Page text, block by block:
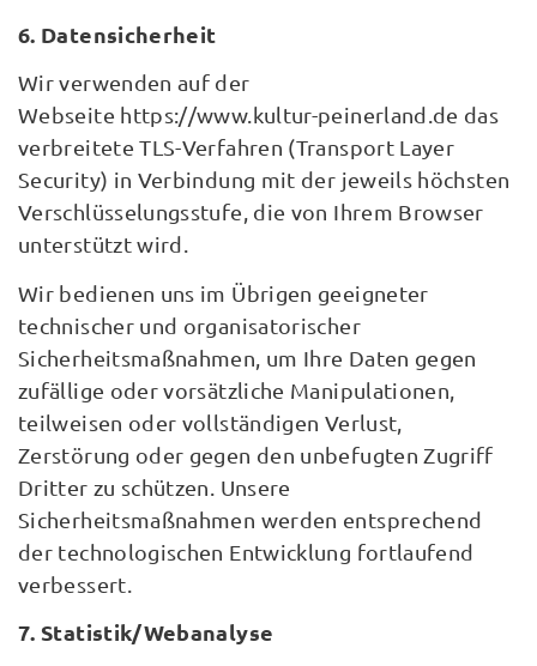
6. Datensicherheit
Wir verwenden auf der
Webseite https://www.kultur-peinerland.de das
verbreitete TLS-Verfahren (Transport Layer
Security) in Verbindung mit der jeweils höchsten
Verschlüsselungsstufe, die von Ihrem Browser
unterstützt wird.
Wir bedienen uns im Übrigen geeigneter
technischer und organisatorischer
Sicherheitsmaßnahmen, um Ihre Daten gegen
zufällige oder vorsätzliche Manipulationen,
teilweisen oder vollständigen Verlust,
Zerstörung oder gegen den unbefugten Zugriff
Dritter zu schützen. Unsere
Sicherheitsmaßnahmen werden entsprechend
der technologischen Entwicklung fortlaufend
verbessert.
7. Statistik/Webanalyse